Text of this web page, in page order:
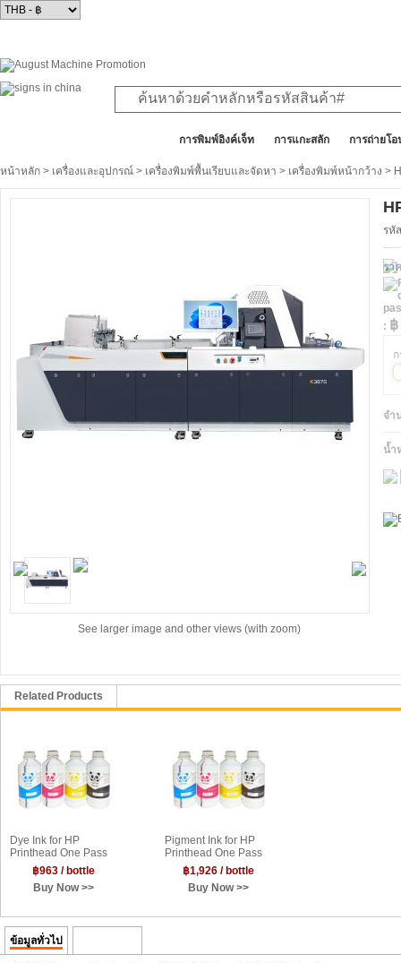
การพิมพ์อิงค์เจ็ท การแกะสลัก การถ่ายโ
หน้าหลัก > เครื่องและอุปกรณ์ > เครื่องพิมพ์พื้นเรียบและจัดหา > เครื่องพิมพ์หน้ากว้าง >
See larger image and other views (with zoom)
รหั
รา
: ฿
จำ
น้ำ
Related Products
Dye Ink for HP
Printhead One Pass
Printing Machine,1L
฿963 / bottle
Buy Now >>
Pigment Ink for HP
Printhead One Pass
Printing Machine,1L
฿1,926 / bottle
Buy Now >>
ข้อมูลทั่วไป